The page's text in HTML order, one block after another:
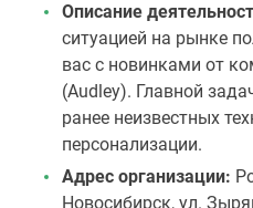
Описание
ситуацией на рынке
вас с новинками от
(Audley). Главной
ранее неизвестных
персонализации.
Адрес организации:
Новосибирск, ул.